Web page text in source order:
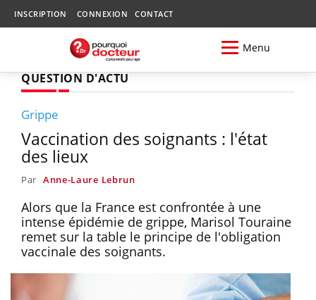
INSCRIPTION CONNEXION CONTACT
Menu
QUESTION D'ACTU
Grippe
Vaccination des soignants : l'état
des lieux
Par Anne-Laure Lebrun
Alors que la France est confrontée à une
intense épidémie de grippe, Marisol Touraine
remet sur la table le principe de l'obligation
vaccinale des soignants.